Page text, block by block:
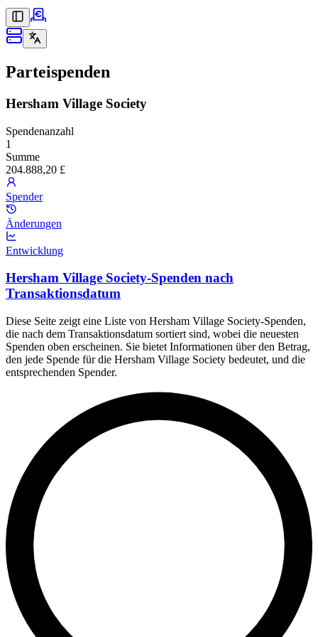
Parteispenden
Hersham Village Society
Spendenanzahl
1
Summe
204.888,20 £
Spender
Änderungen
Entwicklung
Hersham Village Society-Spenden nach
Transaktionsdatum
Diese Seite zeigt eine Liste von Hersham Village Society-Spenden,
die nach dem Transaktionsdatum sortiert sind, wobei die neuesten
Spenden oben erscheinen. Sie bietet Informationen über den Betrag,
den jede Spende für die Hersham Village Society bedeutet, und die
entsprechenden Spender.